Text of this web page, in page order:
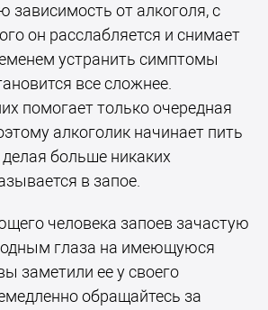
зависимость от алкоголя, с
он расслабляется и снимает
устранить симптомы
все сложнее.
помогает только очередная
алкоголик начинает пить
больше никаких
в запое.
человека запоев зачастую
глаза на имеющуюся
заметили ее у своего
обращайтесь за